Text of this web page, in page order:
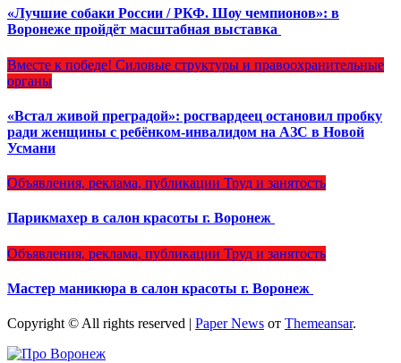
«Лучшие собаки России / РКФ. Шоу чемпионов»: в
Воронеже пройдёт масштабная выставка
Вместе к победе! Силовые структуры и правоохранительные
органы
«Встал живой преградой»: росгвардеец остановил пробку
ради женщины с ребёнком-инвалидом на АЗС в Новой
Усмани
Объявления, реклама, публикации Труд и занятость
Парикмахер в салон красоты г. Воронеж
Объявления, реклама, публикации Труд и занятость
Мастер маникюра в салон красоты г. Воронеж
Copyright © All rights reserved | Paper News от Themeansar.